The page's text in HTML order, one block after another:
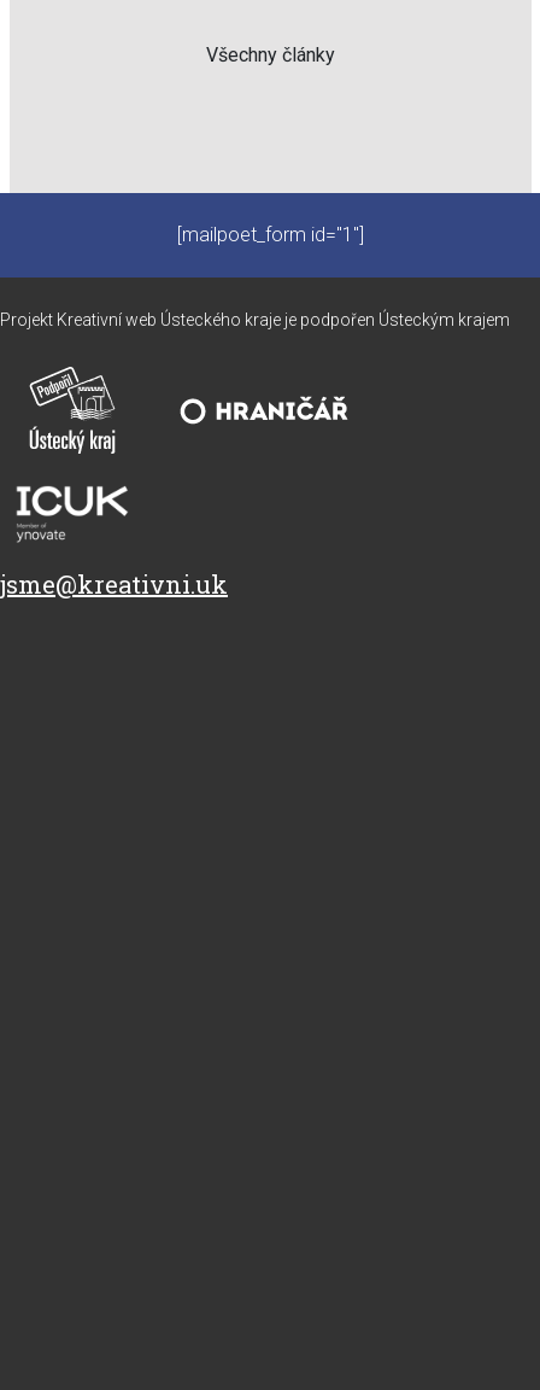
Všechny články
[mailpoet_form id="1"]
Projekt Kreativní web Ústeckého kraje je podpořen Ústeckým krajem
jsme@kreativni.uk